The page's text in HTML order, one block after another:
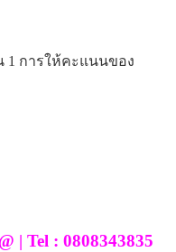
1 การให้คะแนนของ
| Tel : 0808343835